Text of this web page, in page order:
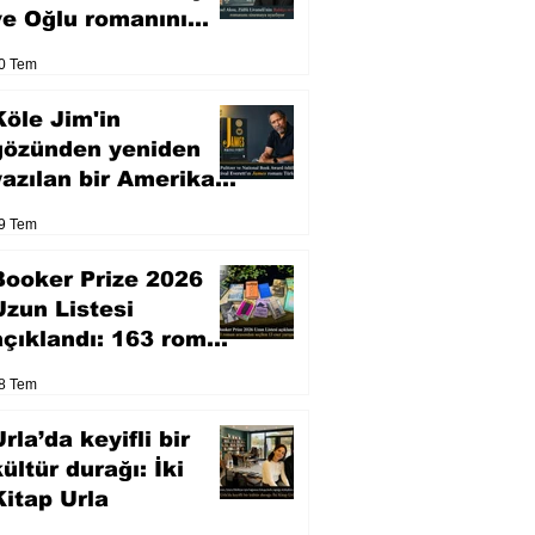
Oğlu romanını
Tem
Jim'in
yeniden
bir Amerikan
Tem
Prize 2026
Listesi
163 roman
Tem
keyifli bir
durağı: İki
Urla